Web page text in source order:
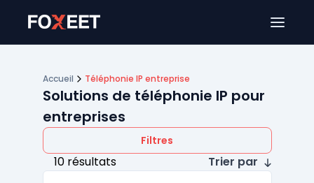
Accueil Téléphonie IP entreprise
Solutions de téléphonie IP pour
entreprises
Filtres
10 résultats
Trier par